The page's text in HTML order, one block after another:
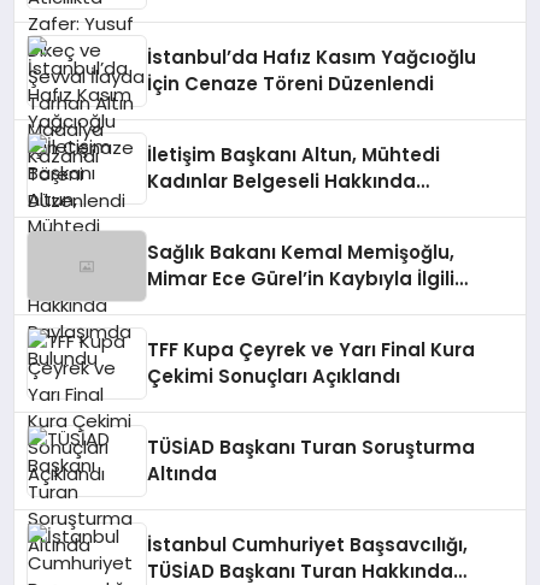
İstanbul’da Hafız Kasım Yağcıoğlu
İçin Cenaze Töreni Düzenlendi
İletişim Başkanı Altun, Mühtedi
Kadınlar Belgeseli Hakkında
Sağlık Bakanı Kemal Memişoğlu,
Mimar Ece Gürel’in Kaybıyla İlgili
TFF Kupa Çeyrek ve Yarı Final Kura
Çekimi Sonuçları Açıklandı
TÜSİAD Başkanı Turan Soruşturma
Altında
İstanbul Cumhuriyet Başsavcılığı,
TÜSİAD Başkanı Turan Hakkında